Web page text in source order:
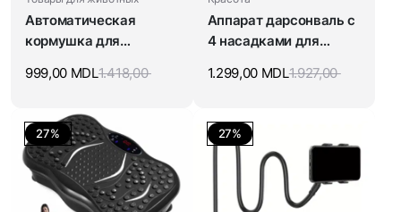
Автоматическая
кормушка для
1.418,00
999,00 MDL
Аппарат дарсонваль с
4 насадками для
и волосами
1.927,00
1.299,00 MDL
27% 27%